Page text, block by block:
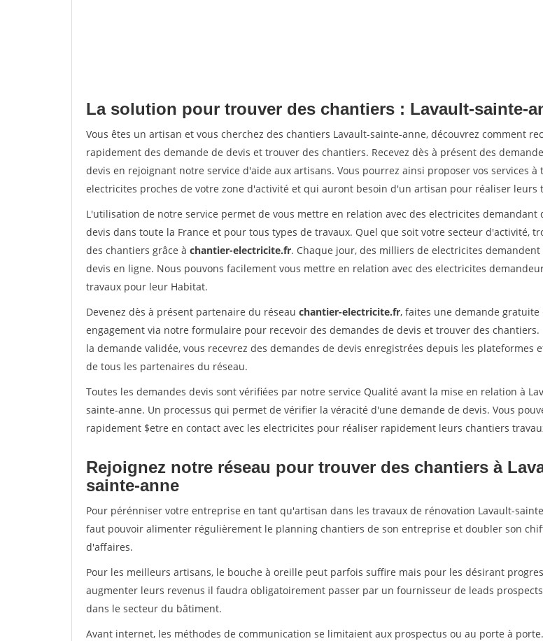
La solution pour trouver des chantiers : Lavault-sainte-
Vous êtes un artisan et vous cherchez des chantiers Lavault-sainte-anne, découvrez comment
rapidement des demande de devis et trouver des chantiers. Recevez dès à présent des
devis en rejoignant notre service d'aide aux artisans. Vous pourrez ainsi proposer vos services à
electricites proches de votre zone d'activité et qui auront besoin d'un artisan pour réaliser leurs
L'utilisation de notre service permet de vous mettre en relation avec des electricites demandant
devis dans toute la France et pour tous types de travaux. Quel que soit votre secteur d'activité,
des chantiers grâce à chantier-electricite.fr. Chaque jour, des milliers de electricites demandent
devis en ligne. Nous pouvons facilement vous mettre en relation avec des electricites
travaux pour leur Habitat.
Devenez dès à présent partenaire du réseau chantier-electricite.fr, faites une demande gratuite
engagement via notre formulaire pour recevoir des demandes de devis et trouver des chantiers.
la demande validée, vous recevrez des demandes de devis enregistrées depuis les plateformes
de tous les partenaires du réseau.
Toutes les demandes devis sont vérifiées par notre service Qualité avant la mise en relation à
sainte-anne. Un processus qui permet de vérifier la véracité d'une demande de devis. Vous
rapidement $etre en contact avec les electricites pour réaliser rapidement leurs chantiers
Rejoignez notre réseau pour trouver des chantiers à
sainte-anne
Pour pérénniser votre entreprise en tant qu'artisan dans les travaux de rénovation Lavault-
faut pouvoir alimenter régulièrement le planning chantiers de son entreprise et doubler son
d'affaires.
Pour les meilleurs artisans, le bouche à oreille peut parfois suffire mais pour les désirant
augmenter leurs revenus il faudra obligatoirement passer par un fournisseur de leads
dans le secteur du bâtiment.
Avant internet, les méthodes de communication se limitaient aux prospectus ou au porte à